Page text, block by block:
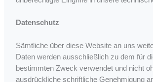
Datenschutz
Sämtliche über diese Website an uns
Daten werden ausschließlich zu dem für
bestimmten Zweck verwendet und nicht
ausdrückliche schriftliche Genehmigung